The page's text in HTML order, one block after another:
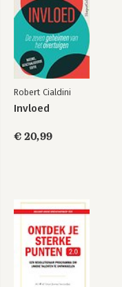
Robert Cialdini
Invloed
€ 20,99